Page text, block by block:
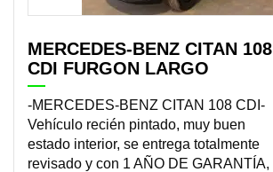
MERCEDES-BENZ CITAN 108
CDI FURGON LARGO
-MERCEDES-BENZ CITAN 108 CDI-
Vehículo recién pintado, muy buen
estado interior, se entrega totalmente
revisado y con 1 AÑO DE GARANTÍA,